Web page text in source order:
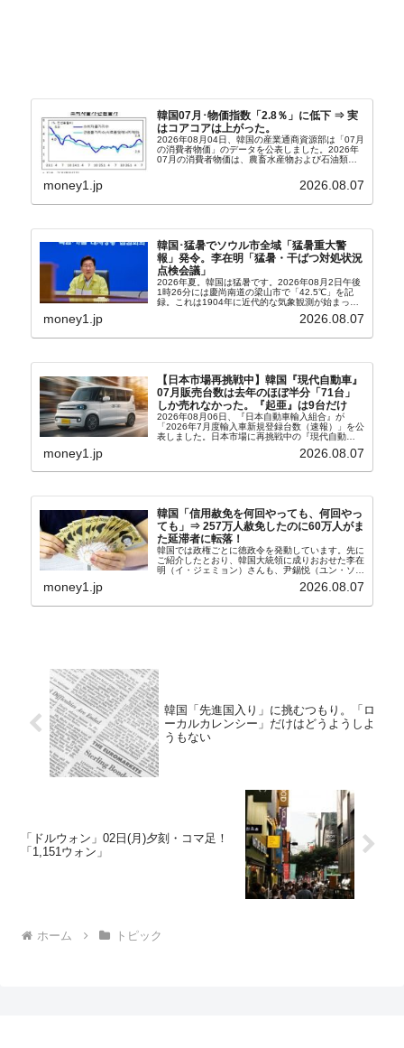
韓国07月･物価指数「2.8％」に低下 ⇒ 実
はコアコアは上がった。
2026年08月04日、韓国の産業通商資源部は「07月
の消費者物価」のデータを公表しました。2026年
07月の消費者物価は、農畜水産物および石油類の
2.8％上昇（06月は3.2％）となり、上昇率は前...
money1.jp 2026.08.07
韓国･猛暑でソウル市全域「猛暑重大警
報」発令。李在明「猛暑・干ばつ対処状況
点検会議」
2026年夏。韓国は猛暑です。2026年08月2日午後
1時26分には慶尚南道の梁山市で「42.5℃」を記
録。これは1904年に近代的な気象観測が始まって
以来の韓国史上最高気温です。08月04日には、ソ
ウル市全域への「猛暑重大警報」が発令され...
money1.jp 2026.08.07
【日本市場再挑戦中】韓国『現代自動車』
07月販売台数は去年のほぼ半分「71台」
しか売れなかった。『起亜』は9台だけ
2026年08月06日、『日本自動車輸入組合』が
「2026年7月度輸入車新規登録台数（速報）」を公
表しました。日本市場に再挑戦中の『現代自動
台数はこの中に捉えられているはずです。先月から
money1.jp 2026.08.07
韓国「信用赦免を何回やっても、何回やっ
ても」⇒ 257万人赦免したのに60万人がま
た延滞者に転落！
韓国では政権ごとに徳政令を発動しています。先に
ご紹介したとおり、韓国大統領に成りおおせた李在
明（イ・ジェミョン）さんも、尹錫悦（ユン・ソギ
バンクにして不良債権の買い取りを行い、分割償還
money1.jp 2026.08.07
韓国「先進国入り」に挑むつもり。「ロ
ーカルカレンシー」だけはどうようしよ
うもない
「ドルウォン」02日(月)夕刻・コマ足！
「1,151ウォン」
ホーム トピック